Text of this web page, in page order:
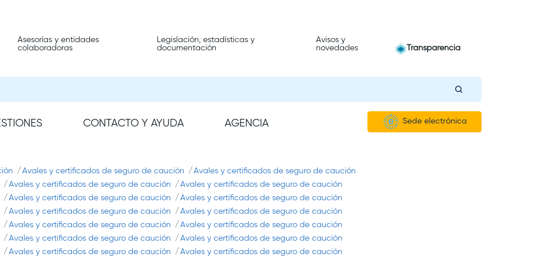
Asesorías y entidades
colaboradoras
Legislación, estadísticas y
documentación
Avisos y
novedades
Transparencia
CONTACTO Y AYUDA AGENCIA Sede electrónica
Avales y certificados de seguro de caución
Avales y certificados de seguro de caución
Avales y certificados de seguro de caución
Avales y certificados de seguro de caución
Avales y certificados de seguro de caución
Avales y certificados de seguro de caución
Avales y certificados de seguro de caución
Avales y certificados de seguro de caución
Avales y certificados de seguro de caución
Avales y certificados de seguro de caución
Avales y certificados de seguro de caución
Avales y certificados de seguro de caución
Avales y certificados de seguro de caución
Avales y certificados de seguro de caución